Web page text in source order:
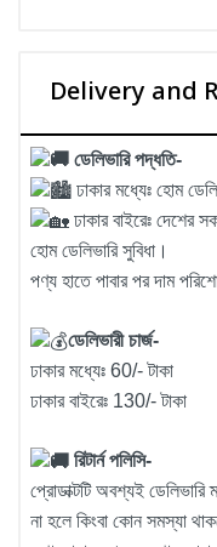
Delivery and
ডেলিভারি পদ্ধতি-
ঢাকার মধ্যেঃ হোম
ঢাকার বাইরেঃ দেশের
হোম ডেলিভারি সুবিধা।
পণ্য হাতে পাবার পর দাম
ডেলিভারী চার্জ-
ঢাকার মধ্যেঃ 60/- টাকা
ঢাকার বাইরেঃ 130/- টাকা
রিটার্ন পলিসি-
প্রোডাক্টটি অবশ্যই ডেলিভারি
না হলে কিংবা কোন সমস্যা